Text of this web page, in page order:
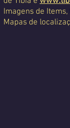
Imagens de
Mapas de